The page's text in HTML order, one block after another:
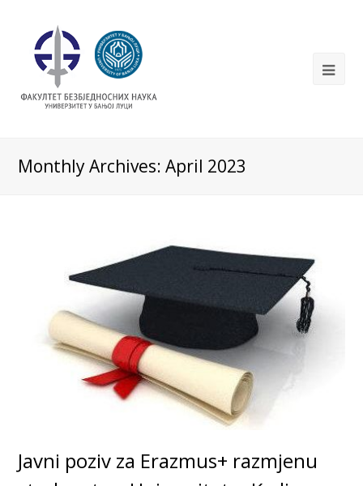
Monthly Archives: April 2023
Javni poziv za Erazmus+ razmjenu